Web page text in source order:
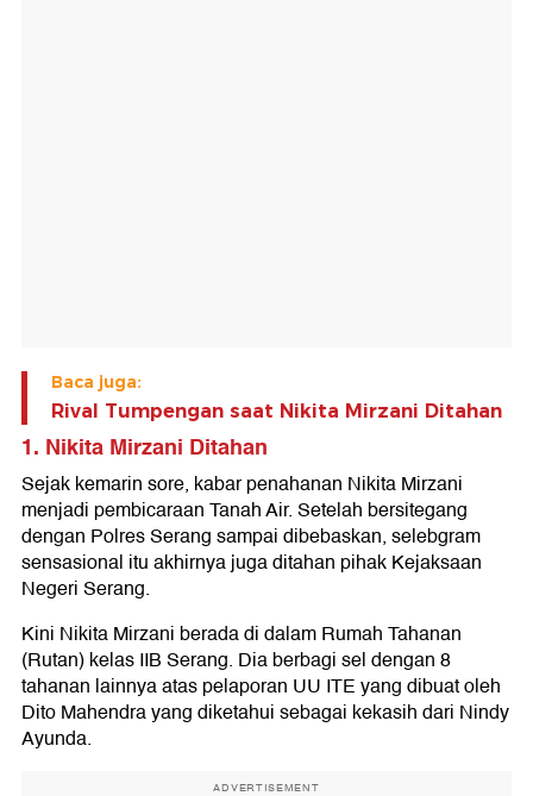
Baca juga:
Rival Tumpengan saat Nikita Mirzani Ditahan
1. Nikita Mirzani Ditahan
Sejak kemarin sore, kabar penahanan Nikita Mirzani
menjadi pembicaraan Tanah Air. Setelah bersitegang
dengan Polres Serang sampai dibebaskan, selebgram
sensasional itu akhirnya juga ditahan pihak Kejaksaan
Negeri Serang.
Kini Nikita Mirzani berada di dalam Rumah Tahanan
(Rutan) kelas IIB Serang. Dia berbagi sel dengan 8
tahanan lainnya atas pelaporan UU ITE yang dibuat oleh
Dito Mahendra yang diketahui sebagai kekasih dari Nindy
Ayunda.
ADVERTISEMENT